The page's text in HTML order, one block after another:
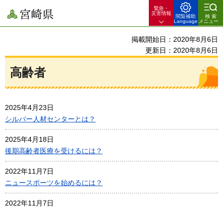
宮崎県
緊急・
災害情報
閲覧補助
Language
検索
メニュー
掲載開始日：2020年8月6日
更新日：2020年8月6日
高齢者
2025年4月23日
シルバー人材センターとは？
2025年4月18日
後期高齢者医療を受けるには？
2022年11月7日
ニュースポーツを始めるには？
2022年11月7日